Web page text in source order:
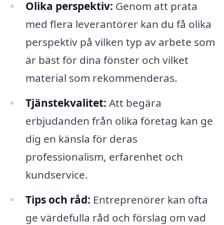
Olika perspektiv: Genom att prata
med flera leverantörer kan du få olika
perspektiv på vilken typ av arbete som
är bäst för dina fönster och vilket
material som rekommenderas.
Tjänstekvalitet: Att begära
erbjudanden från olika företag kan ge
dig en känsla för deras
professionalism, erfarenhet och
kundservice.
Tips och råd: Entreprenörer kan ofta
ge värdefulla råd och förslag om vad